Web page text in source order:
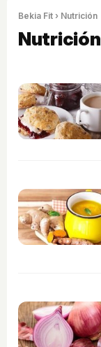
Bekia Fit › Nutrición
Nutrición